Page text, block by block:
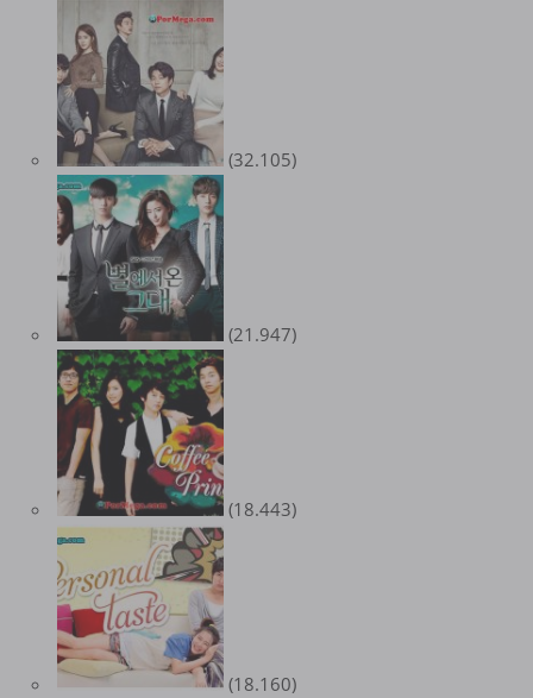
(32.105)
(21.947)
(18.443)
(18.160)